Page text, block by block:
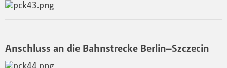
Anschluss an die Bahnstrecke Berlin–Szczecin